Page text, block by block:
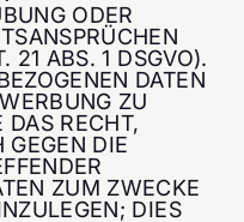
ODER
21 ABS. 1 DSGVO).
DATEN
ZU
DAS RECHT,
GEGEN DIE
ZUM ZWECKE
DIES